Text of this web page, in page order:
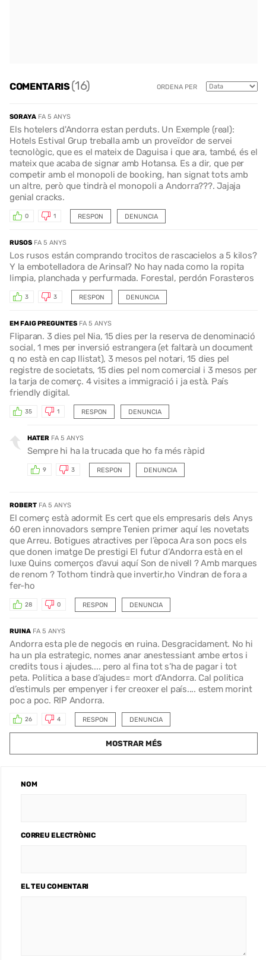
COMENTARIS(16) ORDENA PER
SORAYA FA 5 ANYS
Els hotelers d'Andorra estan perduts. Un Exemple (real):
Hotels Estival Grup treballa amb un proveïdor de servei
tecnològic, que es el mateix de Daguisa i que ara, també, és el
mateix que acaba de signar amb Hotansa. Es a dir, que per
competir amb el monopoli de booking, han signat tots amb
un altre, però que tindrà el monopoli a Andorra???. Jajaja
genial cracks.
RESPON
0 1 DENUNCIA
RUSOS FA 5 ANYS
Los rusos están comprando trocitos de rascacielos a 5 kilos?
Y la embotelladora de Arinsal? No hay nada como la ropita
limpia, planchada y perfurmada. Forestal, perdón Forasteros
RESPON
3 3 DENUNCIA
EM FAIG PREGUNTES FA 5 ANYS
Fliparan. 3 dies pel Nia, 15 dies per la reserva de denominació
social, 1 mes per inversió estrangera (et faltarà un document
q no està en cap llistat), 3 mesos pel notari, 15 dies pel
registre de societats, 15 dies pel nom comercial i 3 mesos per
la tarja de comerç. 4 visites a immigració i ja està. País
friendly digital.
RESPON
35 1 DENUNCIA
HATER FA 5 ANYS
Sempre hi ha la trucada que ho fa més ràpid
RESPON
9 3 DENUNCIA
ROBERT FA 5 ANYS
El comerç està adormit Es cert que els empresaris dels Anys
60 eren innovadors sempre Tenien primer aquí les novetats
que Arreu. Botigues atractives per l’època Ara son pocs els
que donen imatge De prestigi El futur d’Andorra està en el
luxe Quins comerços d’avui aquí Son de nivell ? Amb marques
de renom ? Tothom tindrà que invertir,ho Vindran de fora a
fer-ho
RESPON
28 0 DENUNCIA
RUINA FA 5 ANYS
Andorra esta ple de negocis en ruina. Desgracidament. No hi
ha un pla estrategic, nomes anar anestessiant ambe ertos i
credits tous i ajudes.... pero al fina tot s’ha de pagar i tot
peta. Politica a base d’ajudes= mort d’Andorra. Cal politica
d’estimuls per empenyer i fer creoxer el país.... estem morint
poc a poc. RIP Andorra.
RESPON
26 4 DENUNCIA
MOSTRAR MÉS
NOM
CORREU ELECTRÒNIC
EL TEU COMENTARI